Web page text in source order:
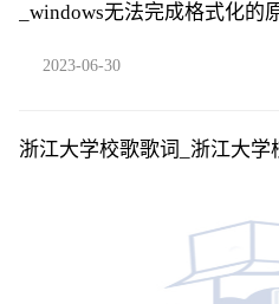
_windows无法完成格式化的
2023-06-30
浙江大学校歌歌词_浙江大